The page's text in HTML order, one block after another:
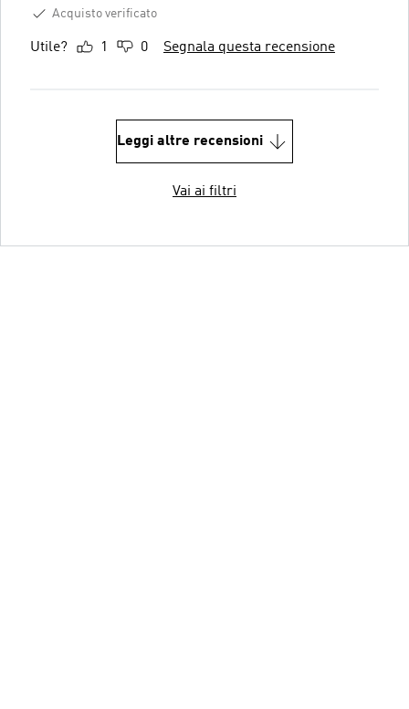
Acquisto verificato
Utile? 1 0 Segnala questa recensione
Leggi altre recensioni
Vai ai filtri